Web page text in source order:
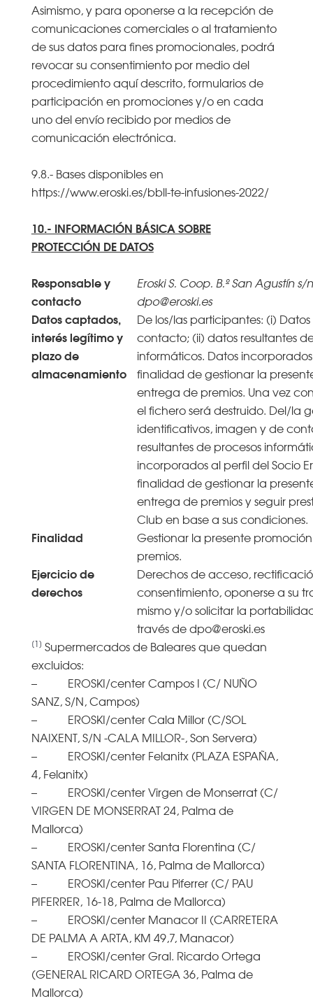
Asimismo, y para oponerse a la recepción de
comunicaciones comerciales o al tratamiento
de sus datos para fines promocionales, podrá
revocar su consentimiento por medio del
procedimiento aquí descrito, formularios de
participación en promociones y/o en cada
uno del envío recibido por medios de
comunicación electrónica.
9.8.- Bases disponibles en
https://www.eroski.es/bbll-te-infusiones-2022/
10.- INFORMACIÓN BÁSICA SOBRE
PROTECCIÓN DE DATOS
Responsable y
contacto
Eroski S. Coop. B.º San Agustín
dpo@eroski.es
Datos captados,
interés legítimo y
plazo de
almacenamiento
De los/las participantes: (i)
contacto; (ii) datos resultantes
informáticos. Datos
finalidad de gestionar la
entrega de premios. Una vez
el fichero será destruido. Del/la
identificativos, imagen y de
resultantes de procesos
incorporados al perfil del Socio
finalidad de gestionar la
entrega de premios y seguir
Club en base a sus condiciones.
Finalidad
Gestionar la presente
premios.
Ejercicio de
derechos
Derechos de acceso,
consentimiento, oponerse a su
mismo y/o solicitar la
través de dpo@eroski.es
[1] Supermercados de Baleares que quedan
excluidos:
– EROSKI/center Campos I (C/ NUÑO
SANZ, S/N, Campos)
– EROSKI/center Cala Millor (C/SOL
NAIXENT, S/N -CALA MILLOR-, Son Servera)
– EROSKI/center Felanitx (PLAZA ESPAÑA,
4, Felanitx)
– EROSKI/center Virgen de Monserrat (C/
VIRGEN DE MONSERRAT 24, Palma de
Mallorca)
– EROSKI/center Santa Florentina (C/
SANTA FLORENTINA, 16, Palma de Mallorca)
– EROSKI/center Pau Piferrer (C/ PAU
PIFERRER, 16-18, Palma de Mallorca)
– EROSKI/center Manacor II (CARRETERA
DE PALMA A ARTA, KM 49,7, Manacor)
– EROSKI/center Gral. Ricardo Ortega
(GENERAL RICARD ORTEGA 36, Palma de
Mallorca)